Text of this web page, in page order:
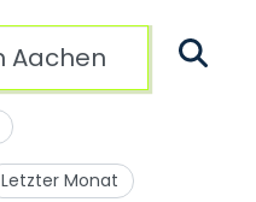
Letzter Monat